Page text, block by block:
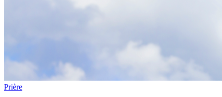
Prière